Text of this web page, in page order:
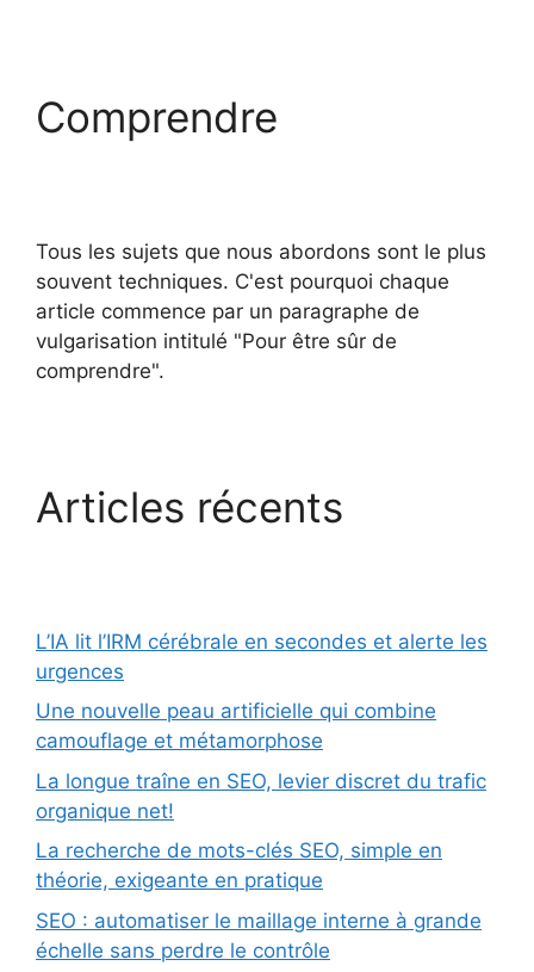
Comprendre
Tous les sujets que nous abordons sont le plus
souvent techniques. C'est pourquoi chaque
article commence par un paragraphe de
vulgarisation intitulé "Pour être sûr de
comprendre".
Articles récents
L’IA lit l’IRM cérébrale en secondes et alerte les
urgences
Une nouvelle peau artificielle qui combine
camouflage et métamorphose
La longue traîne en SEO, levier discret du trafic
organique net!
La recherche de mots-clés SEO, simple en
théorie, exigeante en pratique
SEO : automatiser le maillage interne à grande
échelle sans perdre le contrôle